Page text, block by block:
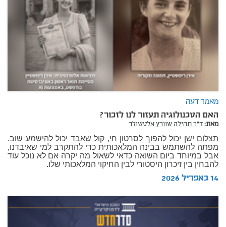
מאמר דעה
האם הטכנולוגיה תעזור לנו לזכור?
מאת:ד"ר תהילה שוורץ אלטשולר
תצלום ישן יכול להפוך לסרטון חי, קול שאבד יכול להישמע שוב.
מפתה להשתמש בבינה המלאכותית כדי להתקרב למי שאיבדנו,
אבל במיוחד ביום השואה כדאי לשאול מה יקרה אם לא נוכל עוד
להבחין בין זיכרון היסטורי לבין החיקוי המלאכותי שלו.
14 באפריל 2026